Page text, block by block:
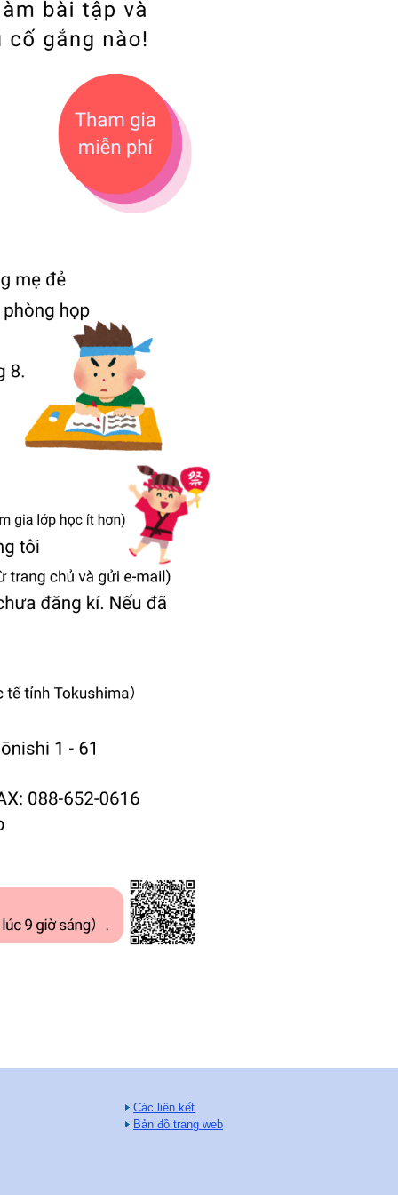
Các liên kết
Bản đồ trang web